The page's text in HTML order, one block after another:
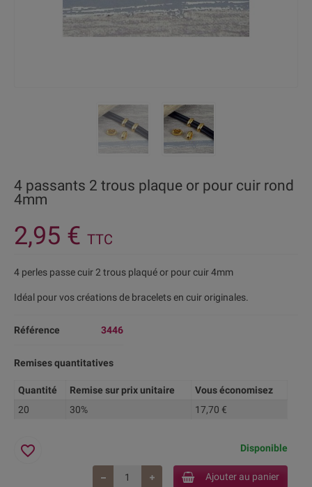
4 passants 2 trous plaque or pour cuir rond
4mm
2,95 € TTC
4 perles passe cuir 2 trous plaqué or pour cuir 4mm
Idéal pour vos créations de bracelets en cuir originales.
Référence 3446
Remises quantitatives
Quantité Remise sur prix unitaire
Vous économisez
20
30% 17,70 €
Disponible
Ajouter au panier
favorite_border